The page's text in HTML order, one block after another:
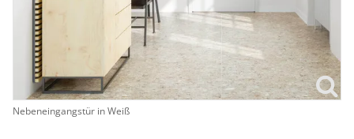
Nebeneingangstür in Weiß